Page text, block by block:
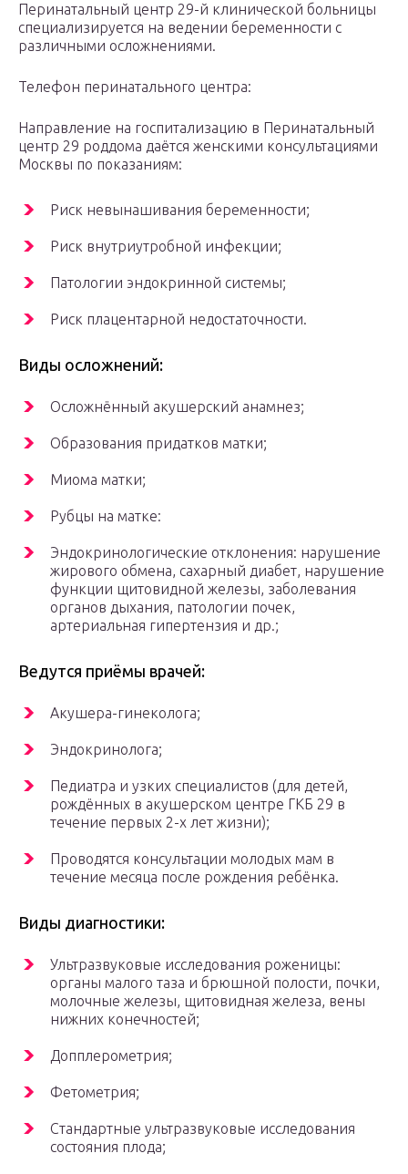
Перинатальный центр 29-й клинической больницы
специализируется на ведении беременности с
различными осложнениями.
Телефон перинатального центра:
Направление на госпитализацию в Перинатальный
центр 29 роддома даётся женскими консультациями
Москвы по показаниям:
Риск невынашивания беременности;
Риск внутриутробной инфекции;
Патологии эндокринной системы;
Риск плацентарной недостаточности.
Виды осложнений:
Осложнённый акушерский анамнез;
Образования придатков матки;
Миома матки;
Рубцы на матке:
Эндокринологические отклонения: нарушение
жирового обмена, сахарный диабет, нарушение
функции щитовидной железы, заболевания
органов дыхания, патологии почек,
артериальная гипертензия и др.;
Ведутся приёмы врачей:
Акушера-гинеколога;
Эндокринолога;
Педиатра и узких специалистов (для детей,
рождённых в акушерском центре ГКБ 29 в
течение первых 2-х лет жизни);
Проводятся консультации молодых мам в
течение месяца после рождения ребёнка.
Виды диагностики:
Ультразвуковые исследования роженицы:
органы малого таза и брюшной полости, почки,
молочные железы, щитовидная железа, вены
нижних конечностей;
Допплерометрия;
Фетометрия;
Стандартные ультразвуковые исследования
состояния плода;